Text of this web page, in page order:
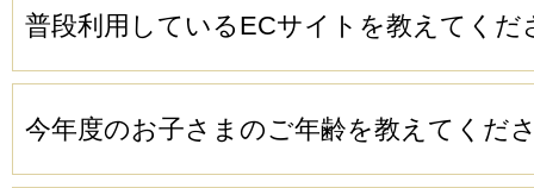
普段利用しているECサイトを教えてくだ
今年度のお子さまのご年齢を教えてくだ